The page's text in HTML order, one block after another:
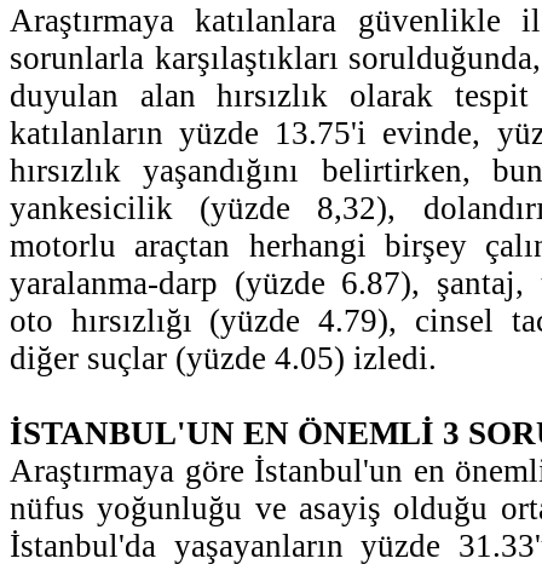
Araştırmaya katılanlara
sorunlarla karşılaştıkları
duyulan alan hırsızlık olarak
katılanların yüzde 13.75'i evinde,
hırsızlık yaşandığını belirtirken,
yankesicilik (yüzde 8,32),
motorlu araçtan herhangi birşey
yaralanma-darp (yüzde 6.87),
oto hırsızlığı (yüzde 4.79), cinsel
diğer suçlar (yüzde 4.05) izledi.
İSTANBUL'UN EN ÖNEMLİ 3
Araştırmaya göre İstanbul'un en
nüfus yoğunluğu ve asayiş olduğu
İstanbul'da yaşayanların yüzde